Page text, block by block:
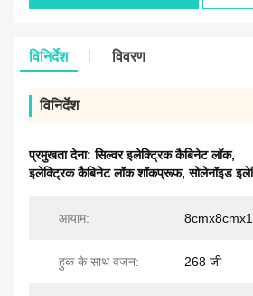
विनिर्देश विवरण
विनिर्देश
प्रमुखता देना:सिल्वर इलेक्ट्रिक कैबिनेट लॉक,
इलेक्ट्रिक कैबिनेट लॉक शॉकप्रूफ,सोलेनॉइड
आयाम:
हुक के साथ वजन: 268 जी